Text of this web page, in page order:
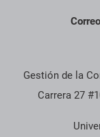
Gestión de la
Carrera 27